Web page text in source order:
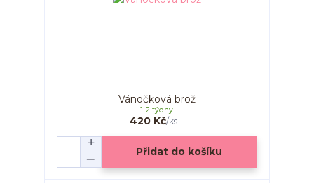
Vánočková brož
420 Kč/ks
1-2 týdny
Přidat do košíku